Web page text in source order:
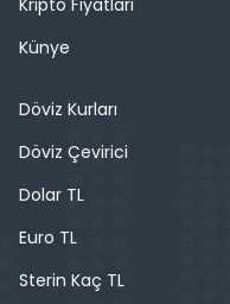
Kripto Fiyatları
Künye
Döviz Kurları
Döviz Çevirici
Dolar TL
Euro TL
Sterin Kaç TL